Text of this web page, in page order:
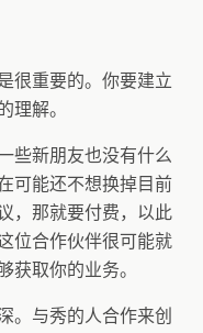
很重要的。你要建立
理解。
些新朋友也没有什么
可能还不想换掉目前
，那就要付费，以此
位合作伙伴很可能就
获取你的业务。
。与秀的人合作来创